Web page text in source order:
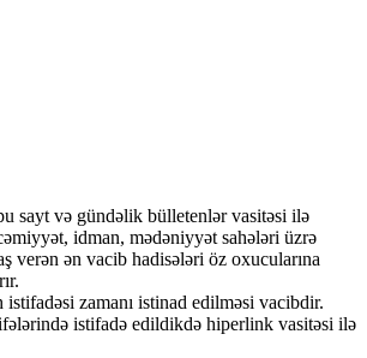
sayt və gündəlik bülletenlər vasitəsi ilə
idman, mədəniyyət sahələri üzrə
verən ən vacib hadisələri öz oxucularına
istifadəsi zamanı istinad edilməsi vacibdir.
istifadə edildikdə hiperlink vasitəsi ilə